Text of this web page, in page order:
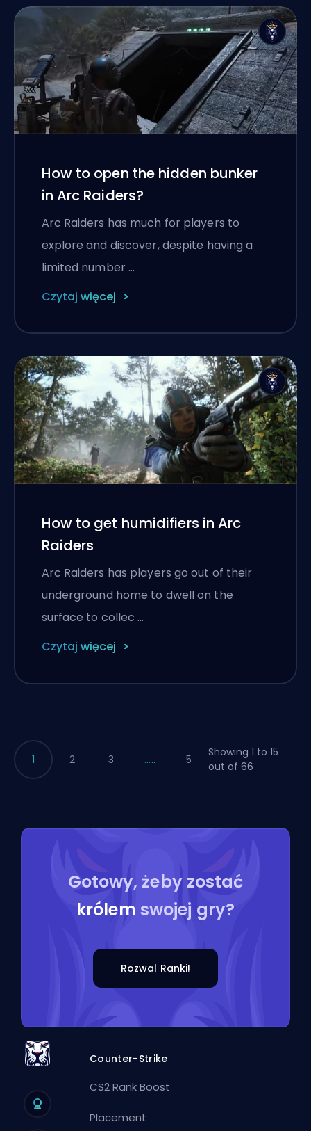
How to open the hidden bunker
in Arc Raiders?
Arc Raiders has much for players to
explore and discover, despite having a
limited number …
Czytaj więcej
How to get humidifiers in Arc
Raiders
Arc Raiders has players go out of their
underground home to dwell on the
surface to collec …
Czytaj więcej
1 2 3 ..... 5
Showing 1 to 15
out of 66
Gotowy, żeby zostać
królem swojej gry?
Rozwal Ranki!
Counter-Strike
CS2 Rank Boost
Placement